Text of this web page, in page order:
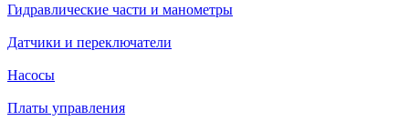
Гидравлические части и манометры
Датчики и переключатели
Насосы
Платы управления